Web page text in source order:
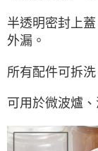
半透明密封上
外漏。
所有配件可拆
可用於微波爐